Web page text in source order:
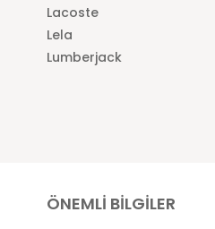
Lacoste
Lela
Lumberjack
ÖNEMLİ BİLGİLER